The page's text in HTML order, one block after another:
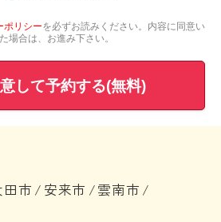
ポリシーを必ずお読みください。内容に同意い
場合は、お進み下さい。
して予約する(無料)
田市 / 安来市 /雲南市 /